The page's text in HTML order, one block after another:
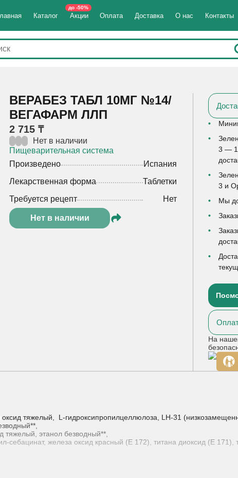
Каталог Акции
до -50%
Оплата Доставка О нас Контакты
ВЕРАБЕЗ ТАБЛ 10МГ №14/
ВЕГАФАРМ ЛЛП
2 715 ₸
Нет в наличии
Пищеварительная система
Произведено
Испания
Лекарственная форма
Таблетки
Требуется рецепт
Нет
Нет в наличии
3 — 1
3 и
Мы
На
тяжелый, L-гидроксипропилцеллюлоза, LH-31
тяжелый, этанол безводный**,
себацинат, железа оксид красный (Е 172), титана диоксид (Е
или 18.85 мг (для дозировки 20 мг).